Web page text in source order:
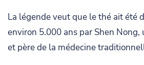
La légende veut que le thé ait été
environ 5.000 ans par Shen
et père de la médecine